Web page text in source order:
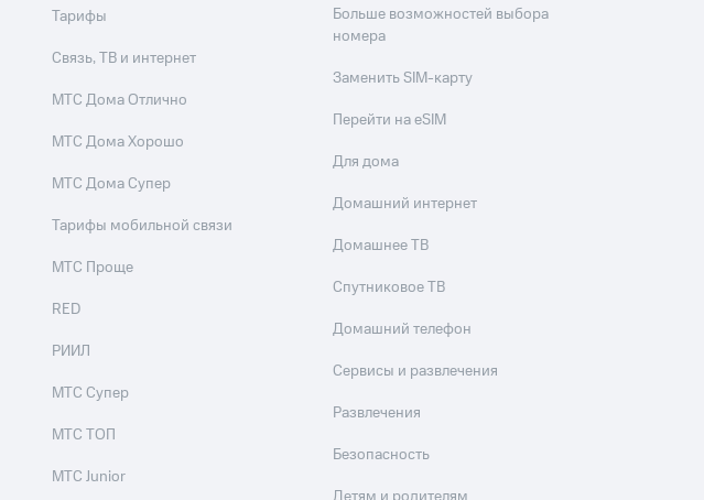
Тарифы
Связь, ТВ и интернет
МТС Дома Отлично
МТС Дома Хорошо
МТС Дома Супер
Тарифы мобильной связи
МТС Проще
RED
РИИЛ
МТС Супер
МТС ТОП
МТС Junior
Больше возможностей выбора
номера
Заменить SIM-карту
Перейти на eSIM
Для дома
Домашний интернет
Домашнее ТВ
Спутниковое ТВ
Домашний телефон
Сервисы и развлечения
Развлечения
Безопасность